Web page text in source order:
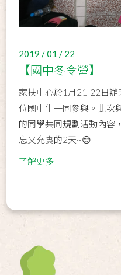
2019 / 01 / 22
【國中冬令營】
家扶中心於1月21-22日辦
位國中生一同參與。此次
的同學共同規劃活動內容
忘又充實的2天~😊
了解更多